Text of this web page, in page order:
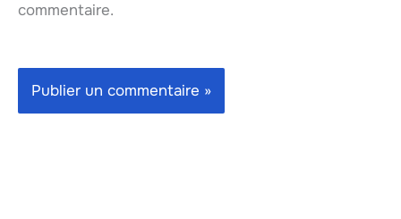
commentaire.